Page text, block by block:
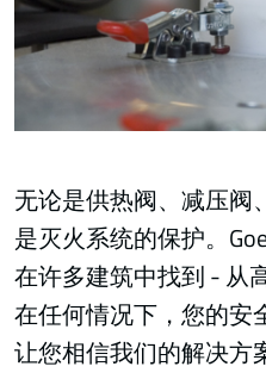
无论是供热阀、减压阀
是灭火系统的保护。
在许多建筑中找到 - 从
在任何情况下，您的安
让您相信我们的解决方